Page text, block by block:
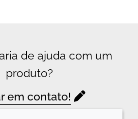
de ajuda com um
produto?
em contato!